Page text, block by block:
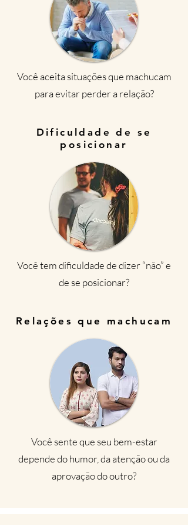
Você aceita situações que machucam
para evitar perder a relação?
Dificuldade de se
posicionar
Você tem dificuldade de dizer “não” e
de se posicionar?
Relações que machucam
Você sente que seu bem-estar
depende do humor, da atenção ou da
aprovação do outro?